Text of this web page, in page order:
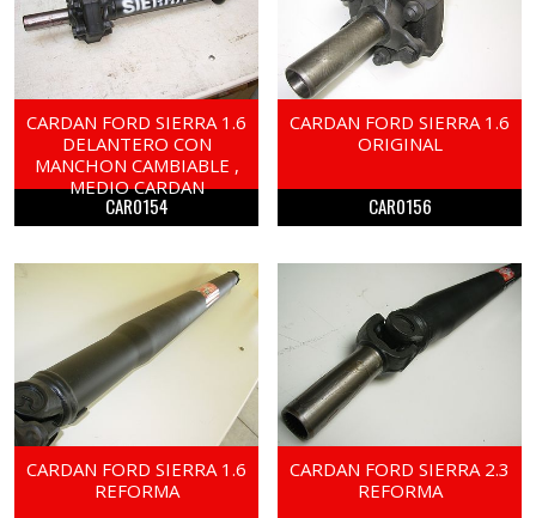
CARDAN FORD SIERRA 1.6
DELANTERO CON
MANCHON CAMBIABLE ,
MEDIO CARDAN
CAR0154
CARDAN FORD SIERRA 1.6
ORIGINAL
CAR0156
CARDAN FORD SIERRA 1.6
REFORMA
CARDAN FORD SIERRA 2.3
REFORMA